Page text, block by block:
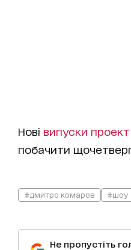
Нові випуски
побачити
#дмитро комаров #шоу
Не пропустіть